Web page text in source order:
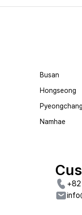
Busan
Hongseong
Pyeongchang
Namhae